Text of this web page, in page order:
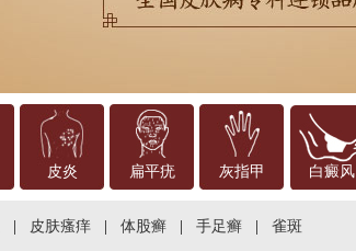
皮炎 扁平疣 灰指甲 白癜风
皮肤瘙痒 体股癣 手足癣 雀斑